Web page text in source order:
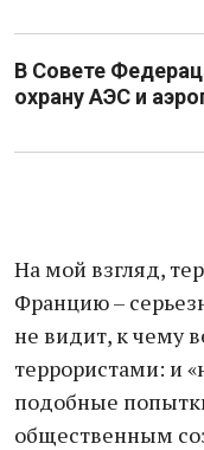
В Совете
охрану АЭС и
На мой взгляд,
Францию –
не видит, к чему
террористами: и
подобные
общественным